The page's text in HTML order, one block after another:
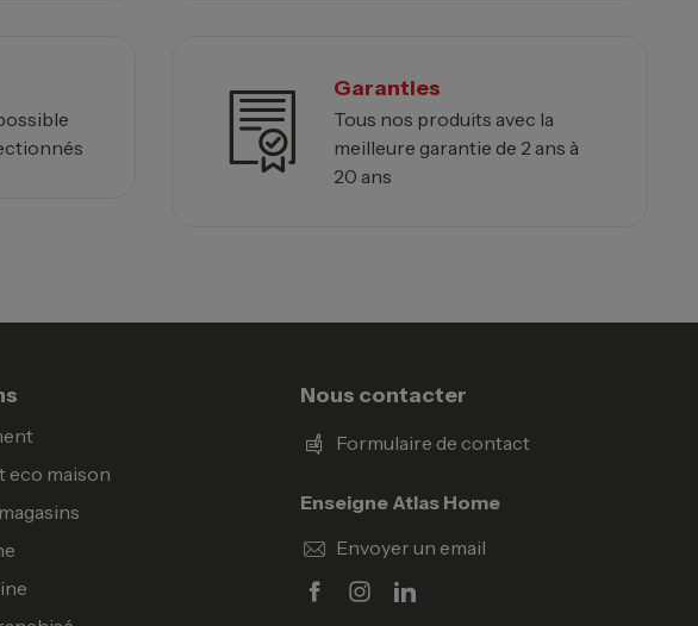
Garanties
Tous nos produits avec la
meilleure garantie de 2 ans à
20 ans
eco maison
Nous contacter
Formulaire de contact
Enseigne Atlas Home
Envoyer un email